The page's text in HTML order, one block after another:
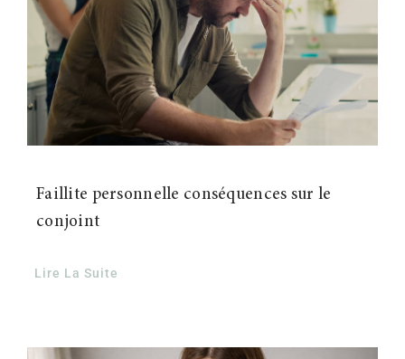
Faillite personnelle conséquences sur le
conjoint
Lire La Suite